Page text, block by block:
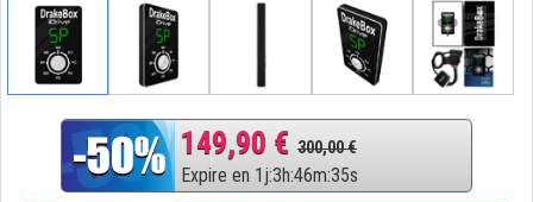
149,90 € 300,00 €
Expire en 1 j:3h:46m:34s